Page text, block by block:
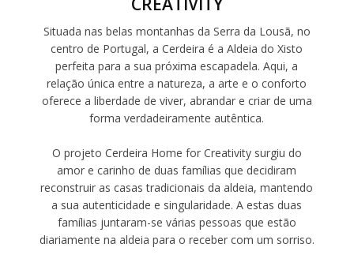
Situada nas belas montanhas da Serra da Lousã, no
centro de Portugal, a Cerdeira é a Aldeia do Xisto
perfeita para a sua próxima escapadela. Aqui, a
relação única entre a natureza, a arte e o conforto
oferece a liberdade de viver, abrandar e criar de uma
forma verdadeiramente autêntica.
O projeto Cerdeira Home for Creativity surgiu do
amor e carinho de duas famílias que decidiram
reconstruir as casas tradicionais da aldeia, mantendo
a sua autenticidade e singularidade. A estas duas
famílias juntaram-se várias pessoas que estão
diariamente na aldeia para o receber com um sorriso.